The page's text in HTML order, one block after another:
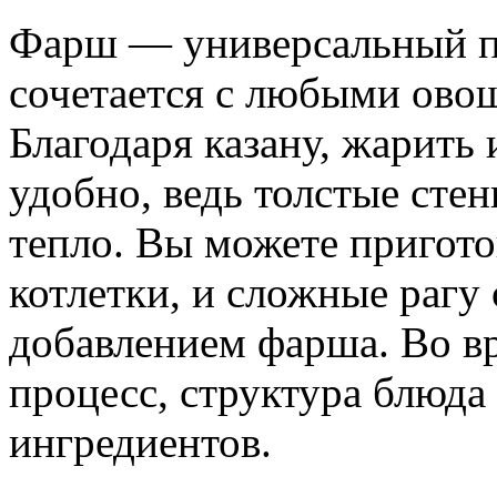
Фарш — универсальный
сочетается с любыми
Благодаря казану,
удобно, ведь толстые
тепло. Вы можете
котлетки, и сложные
добавлением фарша. Во
процесс, структура
ингредиентов.